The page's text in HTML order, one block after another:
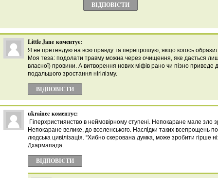
ВІДПОВІCТИ
Little Jane коментує:
Я не претендую на всю правду та перепрошую, якщо когось
Моя теза: подолати травму можна через очищення, яке дається
власної) провини. А витворення нових міфів рано чи пізно приведе
подальшого зростання нігілізму.
ВІДПОВІCТИ
ukrainec коментує:
Гіперхристиянство в неймовірному ступені. Непокаране мале зло
Непокаране велике, до вселенського. Наслідки таких всепрощень
людська цивілізація. “Хибно скерована думка, може зробити гірше
Дхармапада.
ВІДПОВІCТИ